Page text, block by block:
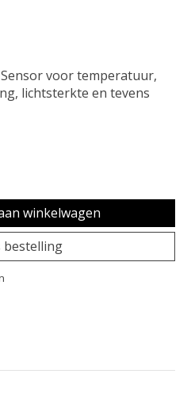
voor temperatuur,
lichtsterkte en tevens
winkelwagen
bestelling